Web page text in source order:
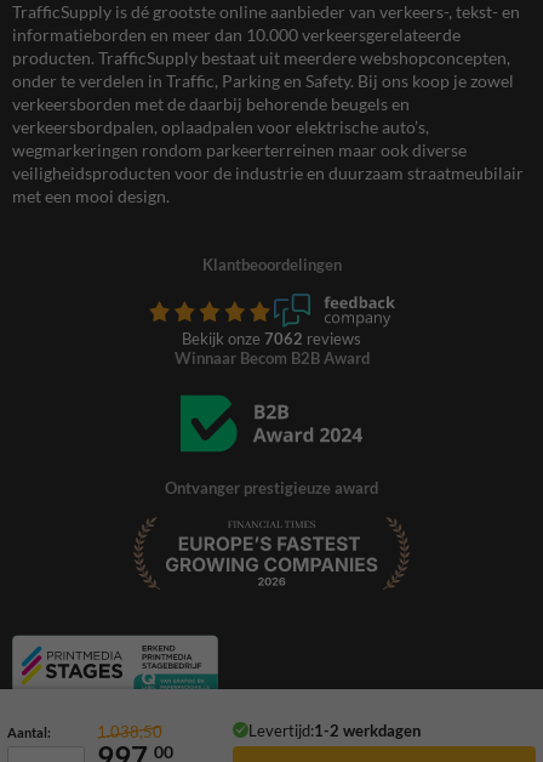
Aantal: 1.038,50 Levertijd:1-2 werkdagen
00
TrafficSupply is dé grootste online aanbieder van verkeers-, tekst- en
informatieborden en meer dan 10.000 verkeersgerelateerde
producten. TrafficSupply bestaat uit meerdere webshopconcepten,
onder te verdelen in Traffic, Parking en Safety. Bij ons koop je zowel
verkeersborden met de daarbij behorende beugels en
verkeersbordpalen, oplaadpalen voor elektrische auto’s,
wegmarkeringen rondom parkeerterreinen maar ook diverse
veiligheidsproducten voor de industrie en duurzaam straatmeubilair
met een mooi design.
Klantbeoordelingen
Bekijk onze 7062 reviews
Winnaar Becom B2B Award
Ontvanger prestigieuze award